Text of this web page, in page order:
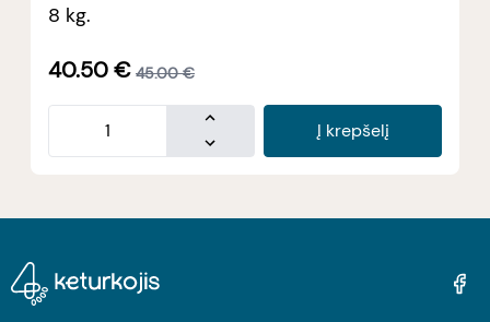
8 kg.
40.50€ 45.00 €
Į krepšelį